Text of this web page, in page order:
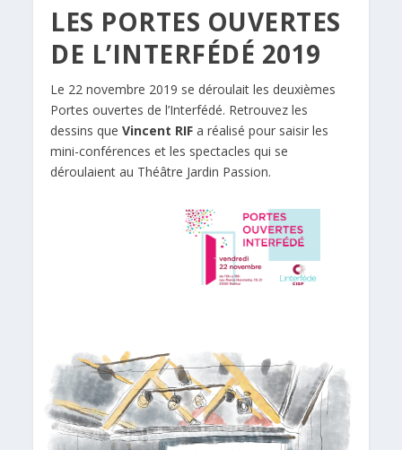
LES PORTES OUVERTES
DE L’INTERFÉDÉ 2019
Le 22 novembre 2019 se déroulait les deuxièmes
Portes ouvertes de l’Interfédé. Retrouvez les
dessins queVincent RIF a réalisé pour saisir les
mini-conférences et les spectacles qui se
déroulaient au Théâtre Jardin Passion.